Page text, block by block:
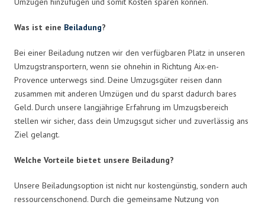
Was ist eine Beiladung?
Bei einer Beiladung nutzen wir den verfügbaren Platz in unseren
Umzugstransportern, wenn sie ohnehin in Richtung Aix-en-
Provence unterwegs sind. Deine Umzugsgüter reisen dann
zusammen mit anderen Umzügen und du sparst dadurch bares
Geld. Durch unsere langjährige Erfahrung im Umzugsbereich
stellen wir sicher, dass dein Umzugsgut sicher und zuverlässig ans
Ziel gelangt.
Welche Vorteile bietet unsere Beiladung?
Unsere Beiladungsoption ist nicht nur kostengünstig, sondern auch
ressourcenschonend. Durch die gemeinsame Nutzung von